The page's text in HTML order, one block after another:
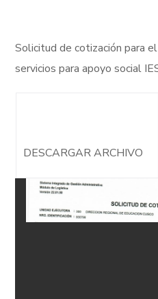
Solicitud de cotización para
servicios para apoyo social
DESCARGAR ARCHIVO